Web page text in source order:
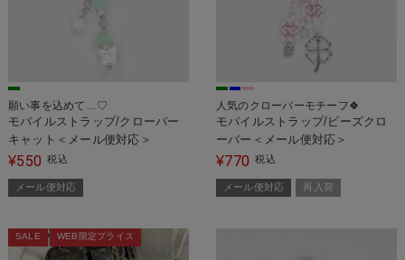
願い事を込めて…♡
モバイルストラップ/クローバー
キャット＜メール便対応＞
¥550 税込
メール便対応
人気のクローバーモチーフ🍀
モバイルストラップ/ビーズクロ
ーバー＜メール便対応＞
¥770 税込
メール便対応 再入荷
SALE WEB限定プライス